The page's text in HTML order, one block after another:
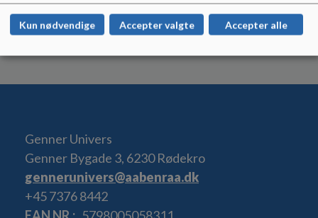
Mvh Merete Neuschild
Genner Univers
Genner Bygade 3, 6230 Rødekro
gennerunivers@aabenraa.dk
+45 7376 8442
Kun nødvendige Accepter valgte Accepter alle